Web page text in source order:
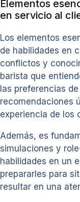
Elementos
en servicio al
Los elementos
de habilidades en
conflictos y
barista que
las preferencias
recomendaciones
experiencia de los
Además, es
simulaciones y
habilidades en un
prepararles para
resultar en una